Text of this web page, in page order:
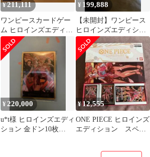
¥211,111
ワンピースカードゲー
ム ヒロインズエディシ
ョン スペシャルセッ
ト 金ドン
¥ 199,888
【未開封】ワンピース
ヒロインズエディショ
ンスペシャルセット金
ドン10枚セット
¥220,000
u*t様 ヒロインズエディ
ション 金ドン10枚
¥12,555
ONE PIECE ヒロインズ
エディション スペシ